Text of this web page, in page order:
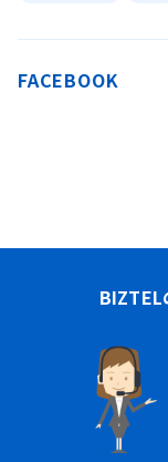
FACEBOOK
BIZTEL